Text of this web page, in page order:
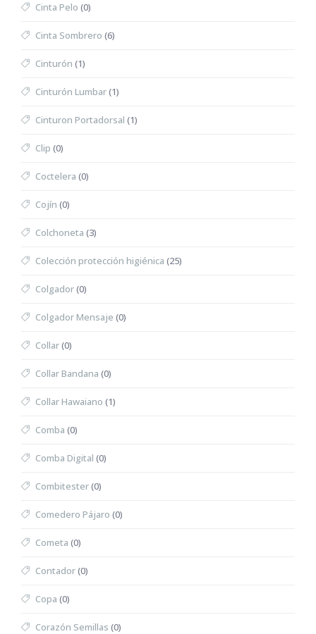
Cinta Pelo (0)
Cinta Sombrero (6)
Cinturón (1)
Cinturón Lumbar(1)
Cinturon Portadorsal (1)
Clip (0)
Coctelera (0)
Cojín (0)
Colchoneta (3)
Colección protección higiénica (25)
Colgador(0)
Colgador Mensaje (0)
Collar(0)
Collar Bandana (0)
Collar Hawaiano (1)
Comba (0)
Comba Digital (0)
Combitester(0)
Comedero Pájaro (0)
Cometa (0)
Contador(0)
Copa (0)
Corazón Semillas (0)